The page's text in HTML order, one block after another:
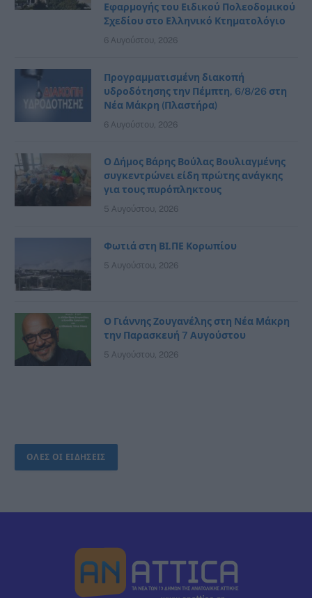
Εφαρμογής του Ειδικού Πολεοδομικού
Σχεδίου στο Ελληνικό Κτηματολόγιο
6 Αυγούστου, 2026
Προγραμματισμένη διακοπή
υδροδότησης την Πέμπτη, 6/8/26 στη
Νέα Μάκρη (Πλαστήρα)
6 Αυγούστου, 2026
Ο Δήμος Βάρης Βούλας Βουλιαγμένης
συγκεντρώνει είδη πρώτης ανάγκης
για τους πυρόπληκτους
5 Αυγούστου, 2026
Φωτιά στη ΒΙ.ΠΕ Κορωπίου
5 Αυγούστου, 2026
Ο Γιάννης Ζουγανέλης στη Νέα Μάκρη
την Παρασκευή 7 Αυγούστου
5 Αυγούστου, 2026
ΟΛΕΣ ΟΙ ΕΙΔΗΣΕΙΣ